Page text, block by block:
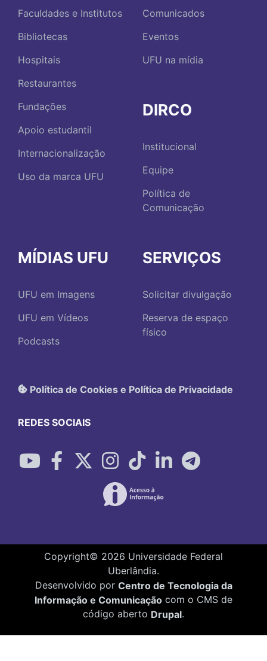
Faculdades e Institutos
Bibliotecas
Hospitais
Restaurantes
Fundações
Apoio estudantil
Internacionalização
Uso da marca UFU
Comunicados
Eventos
UFU na mídia
DIRCO
Institucional
Equipe
Política de
Comunicação
MÍDIAS UFU
UFU em Imagens
UFU em Vídeos
Podcasts
SERVIÇOS
Solicitar divulgação
Reserva de espaço
físico
Política de Cookies e Política de Privacidade
REDES SOCIAIS
Copyright© 2026 Universidade Federal
Uberlândia.
Desenvolvido por Centro de Tecnologia da
Informação e Comunicação com o CMS de
código aberto Drupal.